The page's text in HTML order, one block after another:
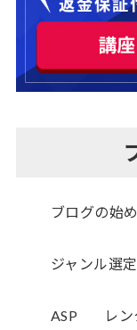
ブログの始
ジャンル選定
ASP レ